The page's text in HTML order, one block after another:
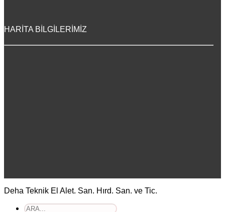
HARİTA BİLGİLERİMİZ
Deha Teknik El Alet. San. Hırd. San. ve Tic.
Ara: